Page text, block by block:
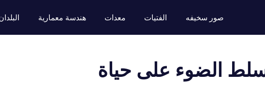
صور سخيفه الفتيات معدات هندسة معمارية
الضوء على حياة